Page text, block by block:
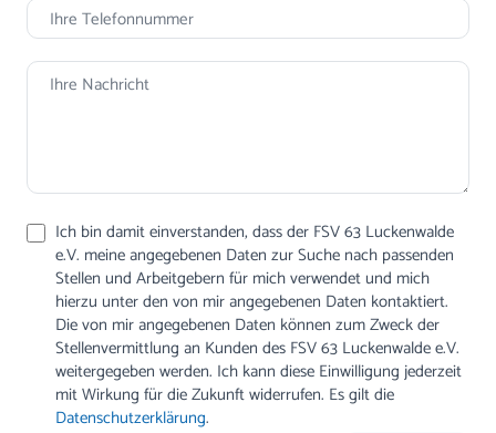
Ich bin damit einverstanden, dass der FSV 63 Luckenwalde
e.V. meine angegebenen Daten zur Suche nach passenden
Stellen und Arbeitgebern für mich verwendet und mich
hierzu unter den von mir angegebenen Daten kontaktiert.
Die von mir angegebenen Daten können zum Zweck der
Stellenvermittlung an Kunden des FSV 63 Luckenwalde e.V.
weitergegeben werden. Ich kann diese Einwilligung jederzeit
mit Wirkung für die Zukunft widerrufen. Es gilt die
Datenschutzerklärung.